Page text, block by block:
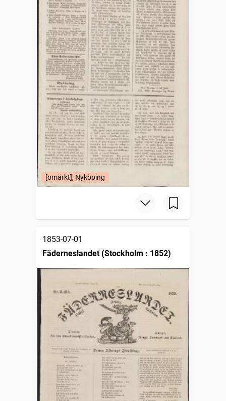
[omärkt], Nyköping
1853-07-01
Fäderneslandet (Stockholm : 1852)